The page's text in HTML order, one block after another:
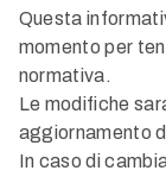
Questa
momento per
normativa.
Le modifiche
aggiornamento
In caso di